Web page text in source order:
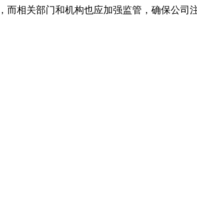
相关部门和机构也应加强监管，确保公司